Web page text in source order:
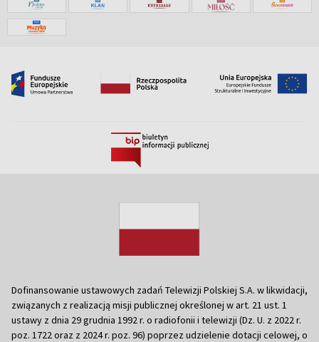
Dofinansowanie ustawowych zadań Telewizji Polskiej S.A. w likwidacji,
związanych z realizacją misji publicznej określonej w art. 21 ust. 1
ustawy z dnia 29 grudnia 1992 r. o radiofonii i telewizji (Dz. U. z 2022 r.
poz. 1722 oraz z 2024 r. poz. 96) poprzez udzielenie dotacji celowej, o